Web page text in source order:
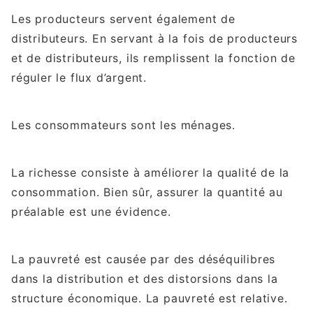
Les producteurs servent également de
distributeurs. En servant à la fois de producteurs
et de distributeurs, ils remplissent la fonction de
réguler le flux d’argent.
Les consommateurs sont les ménages.
La richesse consiste à améliorer la qualité de la
consommation. Bien sûr, assurer la quantité au
préalable est une évidence.
La pauvreté est causée par des déséquilibres
dans la distribution et des distorsions dans la
structure économique. La pauvreté est relative.